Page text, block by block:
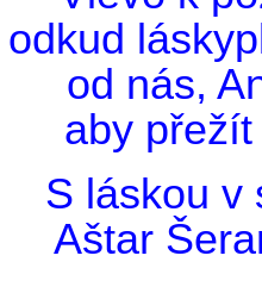
odkud
od nás,
aby
S láskou v
Aštar